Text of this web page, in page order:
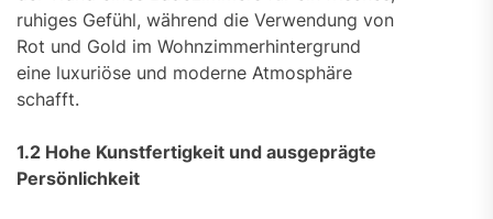
ruhiges Gefühl, während die Verwendung von
Rot und Gold im Wohnzimmerhintergrund
eine luxuriöse und moderne Atmosphäre
schafft.
1.2 Hohe Kunstfertigkeit und ausgeprägte
Persönlichkeit